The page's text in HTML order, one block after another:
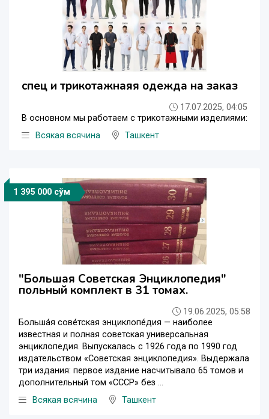
спец и трикотажнаяя одежда на заказ
17.07.2025, 04:05
В основном мы работаем с трикотажными изделиями:
Всякая всячина
Ташкент
1 395 000 сўм
"Большая Советская Энциклопедия"
польный комплект в 31 томах.
19.06.2025, 05:58
Больша́я сове́тская энциклопе́дия — наиболее
известная и полная советская универсальная
энциклопедия. Выпускалась с 1926 года по 1990 год
издательством «Советская энциклопедия». Выдержала
три издания: первое издание насчитывало 65 томов и
дополнительный том «СССР» без ...
Всякая всячина
Ташкент